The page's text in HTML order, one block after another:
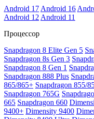
Android 17 Android 16
Android 12 Android 11
Процессор
Snapdragon 8 Elite Gen 5
Snapdragon 8s Gen 3
Snapdragon 8 Gen 1
Snapdragon 888 Plus
865/865+ Snapdragon 855/
Snapdragon 765G
665 Snapdragon 660
9400+ Dimensity 9400